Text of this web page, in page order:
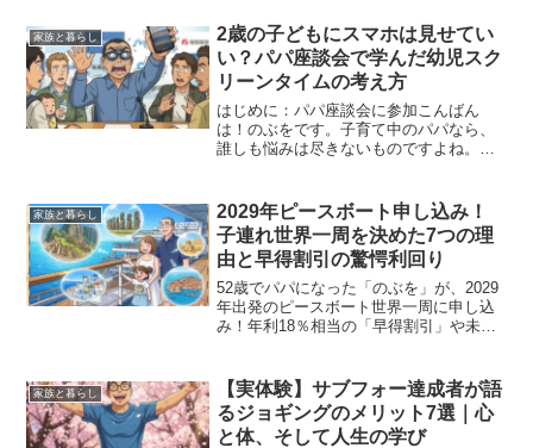
トと共にご紹介します。北海道旅行の宿
選びの参考にどうぞ！
家族と暮らし
2歳の子どもにスマホは見せてい
い？パパ座談会で学んだ幼児スク
リーンタイムの考え方
はじめに：パパ座談会に参加こんばん
は！のぶをです。子育て中のパパなら、
誰しも悩みは尽きないものですよね。先
談会には、北海道大学大学院（乳幼児発
達論研究室）の川田学先生も...
家族と暮らし
2029年ピースボート申し込み！
子連れ世界一周を決めた7つの理
由と早得割引の驚愕利回り
52歳でパパになった「のぶを」が、2029
年出発のピースボート世界一周に申し込
み！年利18％相当の「早得割引」や未就
族旅の裏側と7つの選定理由を詳しく解説
します。
家族と暮らし
【実体験】サブフォー達成者が語
るジョギングのメリット7選｜心
と体、そして人生の学び